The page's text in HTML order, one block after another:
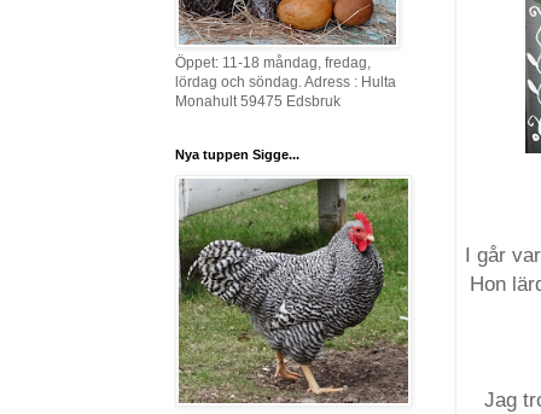
I går
Hon
Jag
Öppet: 11-18 måndag, fredag,
lördag och söndag. Adress : Hulta
Monahult 59475 Edsbruk
Nya tuppen Sigge...